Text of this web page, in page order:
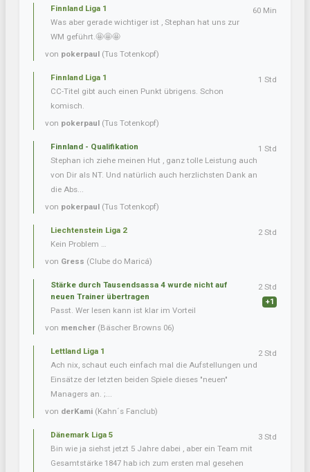
Finnland Liga 1
Was aber gerade wichtiger ist , Stephan hat uns zur
WM geführt.🤩🤩🤩
von pokerpaul (Tus Totenkopf)
60 Min
Finnland Liga 1
CC-Titel gibt auch einen Punkt übrigens. Schon
komisch.
von pokerpaul (Tus Totenkopf)
1 Std
Finnland - Qualifikation
Stephan ich ziehe meinen Hut , ganz tolle Leistung auch
von Dir als NT. Und natürlich auch herzlichsten Dank an
die Abs...
von pokerpaul (Tus Totenkopf)
1 Std
Liechtenstein Liga 2
Kein Problem …
von Gress (Clube do Maricá)
2 Std
Stärke durch Tausendsassa 4 wurde nicht auf
neuen Trainer übertragen
Passt. Wer lesen kann ist klar im Vorteil
von mencher (Bäscher Browns 06)
2 Std
+1
Lettland Liga 1
Ach nix, schaut euch einfach mal die Aufstellungen und
Einsätze der letzten beiden Spiele dieses "neuen"
Managers an. ;...
von derKami (Kahn´s Fanclub)
2 Std
Dänemark Liga 5
Bin wie ja siehst jetzt 5 Jahre dabei , aber ein Team mit
Gesamtstärke 1847 hab ich zum ersten mal gesehen
3 Std